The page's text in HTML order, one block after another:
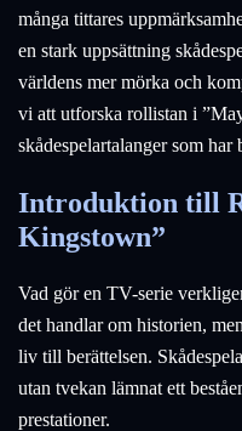
många tittares
en stark uppsättning
världens mer mörka och
vi att utforska rollistan i
skådespelartalanger som
Introduktion till
Kingstown”
Vad gör en TV-serie
det handlar om historien,
liv till berättelsen.
utan tvekan lämnat ett
prestationer.